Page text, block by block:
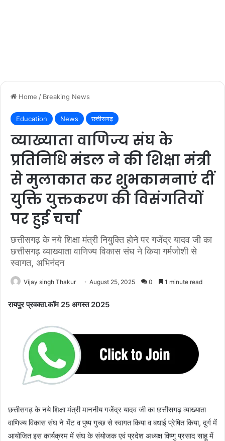
Home / Breaking News
Education News छत्तीसगढ़
व्याख्याता वाणिज्य संघ के
प्रतिनिधि मंडल ने की शिक्षा मंत्री
से मुलाकात कर शुभकामनाएं दीं
युक्ति युक्तकरण की विसंगतियों
पर हुई चर्चा
छत्तीसगढ़ के नये शिक्षा मंत्री नियुक्ति हाेने पर गजेंद्र यादव जी का
छत्तीसगढ़ व्याख्याता वाणिज्य विकास संघ ने किया गर्मजोशी से
स्वागत, अभिनंदन
Vijay singh Thakur August 25, 2025 0 1 minute read
रायपुर प्रवक्ता.कॉम 25 अगस्त 2025
छत्तीसगढ़ के नये शिक्षा मंत्री माननीय गजेंद्र यादव जी का छत्तीसगढ़ व्याख्याता
वाणिज्य विकास संघ ने भेंट व पुष्प गुच्छ से स्वागत किया व बधाई प्रेषित किया, दुर्ग में
आयोजित इस कार्यक्रम में संघ के संयोजक एवं प्रदेश अध्यक्ष विष्णु प्रसाद साहू में